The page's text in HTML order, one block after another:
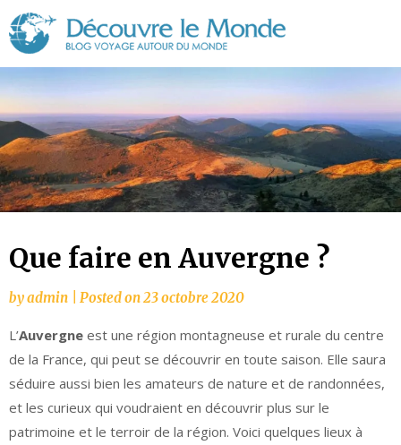
Monde
Que faire en Auvergne ?
byadmin Posted on23 octobre 2020
L’Auvergne est une région montagneuse et rurale du centre
de la France, qui peut se découvrir en toute saison. Elle saura
séduire aussi bien les amateurs de nature et de randonnées,
et les curieux qui voudraient en découvrir plus sur le
patrimoine et le terroir de la région. Voici quelques lieux à